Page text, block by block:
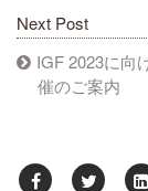
Next Post
IGF 2023に向
催のご案内